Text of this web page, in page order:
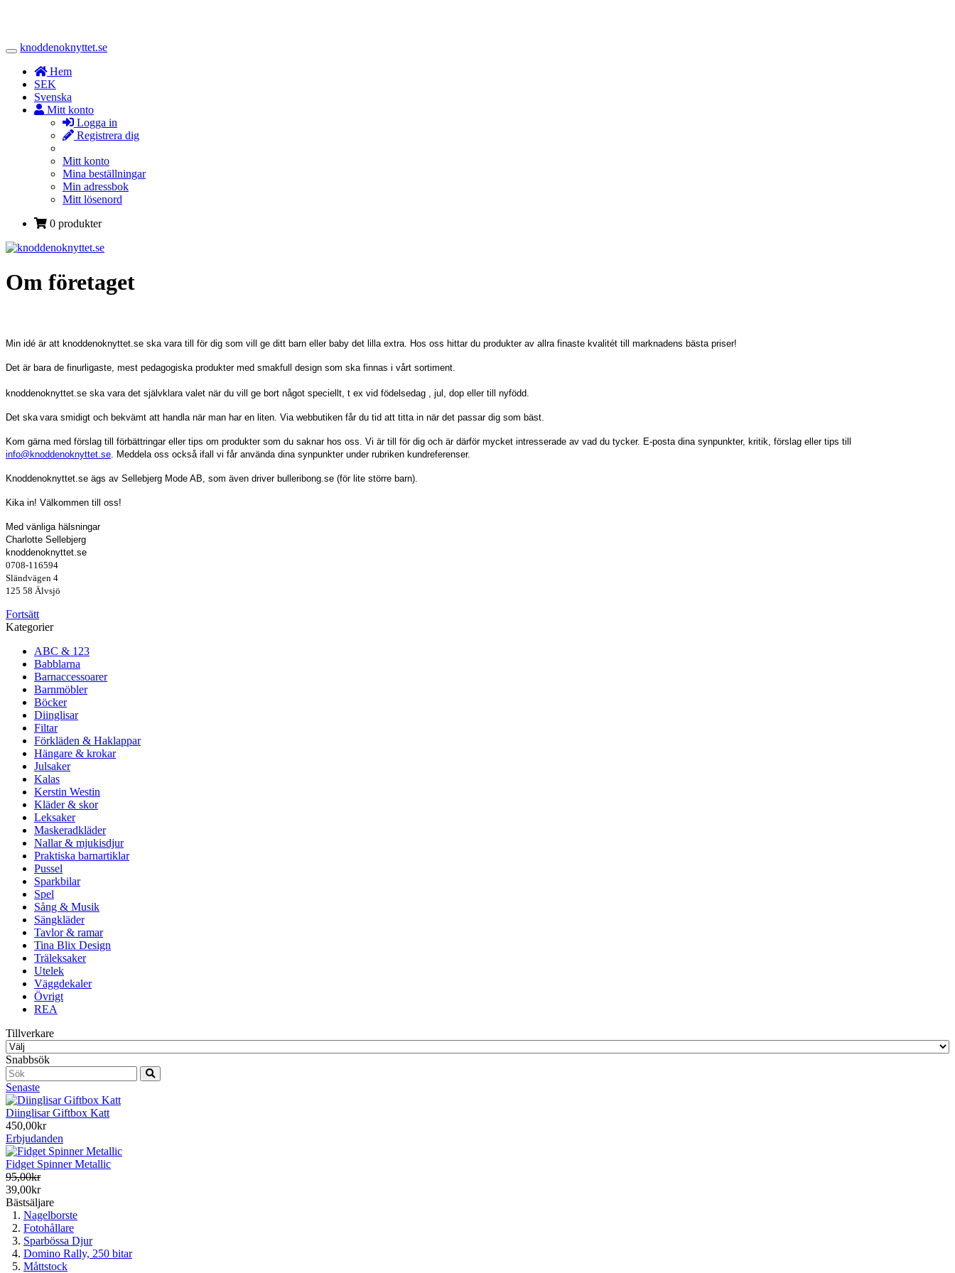
Toggle
Navigation
knoddenoknyttet.se
Hem
SEK
Svenska
Mitt konto
Logga in
Registrera dig
Mitt konto
Mina beställningar
Min adressbok
Mitt lösenord
0 produkter
Om företaget
Min idé är att knoddenoknyttet.se ska vara till för dig som vill ge ditt barn eller baby det lilla extra. Hos oss hittar du produkter av allra finaste kvalitét till marknadens bästa priser!
Det är bara de finurligaste, mest pedagogiska produkter med smakfull design som ska finnas i vårt sortiment.
knoddenoknyttet.se ska vara det självklara valet när du vill ge bort något speciellt, t ex vid födelsedag , jul, dop eller till nyfödd.
Det ska vara smidigt och bekvämt att handla när man har en liten. Via webbutiken får du tid att titta in när det passar dig som bäst.
Kom gärna med förslag till förbättringar eller tips om produkter som du saknar hos oss. Vi är till för dig och är därför mycket intresserade av vad du tycker. E-posta dina synpunkter, kritik, förslag eller tips till
info@knoddenoknyttet.se . Meddela oss också ifall vi får använda dina synpunkter under rubriken kundreferenser.
Knoddenoknyttet.se ägs av Sellebjerg Mode AB, som även driver bulleribong.se (för lite större barn).
Kika in! Välkommen till oss!
Med vänliga hälsningar
Charlotte Sellebjerg
knoddenoknyttet.se
0708-116594
Sländvägen 4
125 58 Älvsjö
Fortsätt
Kategorier
ABC & 123
Babblarna
Barnaccessoarer
Barnmöbler
Böcker
Diinglisar
Filtar
Förkläden & Haklappar
Hängare & krokar
Julsaker
Kalas
Kerstin Westin
Kläder & skor
Leksaker
Maskeradkläder
Nallar & mjukisdjur
Praktiska barnartiklar
Pussel
Sparkbilar
Spel
Sång & Musik
Sängkläder
Tavlor & ramar
Tina Blix Design
Träleksaker
Utelek
Väggdekaler
Övrigt
REA
Tillverkare
Snabbsök
Senaste
Diinglisar Giftbox Katt
450,00kr
Erbjudanden
Fidget Spinner Metallic
95,00kr
39,00kr
Bästsäljare
Nagelborste
Fotohållare
Sparbössa Djur
Domino Rally, 250 bitar
Måttstock